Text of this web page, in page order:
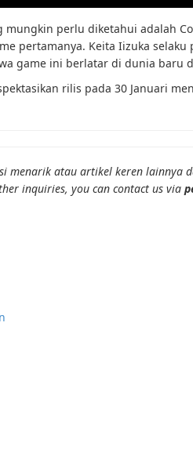
mungkin perlu diketahui adalah
pertamanya. Keita Iizuka
game ini berlatar di dunia baru
rilis pada 30 Januari
menarik atau artikel keren lainnya
inquiries, you can contact us via